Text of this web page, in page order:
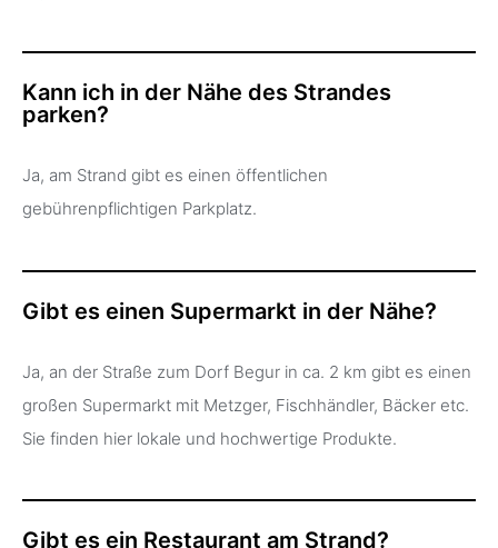
Kann ich in der Nähe des Strandes
parken?
Ja, am Strand gibt es einen öffentlichen
gebührenpflichtigen Parkplatz.
Gibt es einen Supermarkt in der Nähe?
Ja, an der Straße zum Dorf Begur in ca. 2 km gibt es einen
großen Supermarkt mit Metzger, Fischhändler, Bäcker etc.
Sie finden hier lokale und hochwertige Produkte.
Gibt es ein Restaurant am Strand?